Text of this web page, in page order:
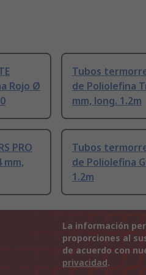
Rojo Ø
Tubos
de Poliolefina
mm, long. 1.2m
PRO
mm,
Tubos
de Poliolefina
1.2m
La información
proporciones al
de acuerdo con
privacidad.